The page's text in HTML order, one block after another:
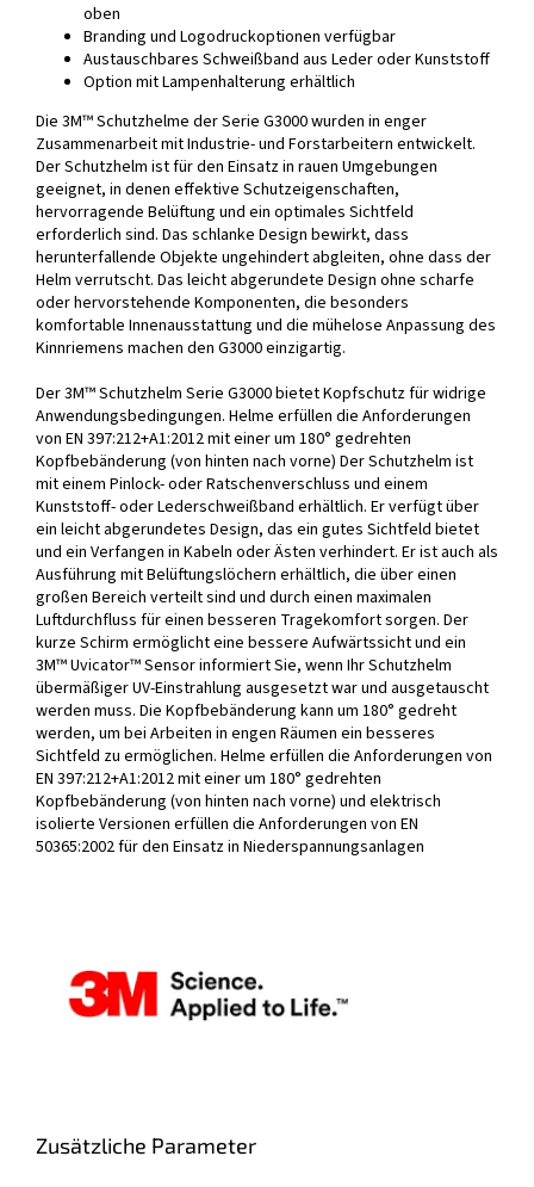
oben
Branding und Logodruckoptionen verfügbar
Austauschbares Schweißband aus Leder oder Kunststoff
Option mit Lampenhalterung erhältlich
Die 3M™ Schutzhelme der Serie G3000 wurden in enger
Zusammenarbeit mit Industrie- und Forstarbeitern entwickelt.
Der Schutzhelm ist für den Einsatz in rauen Umgebungen
geeignet, in denen effektive Schutzeigenschaften,
hervorragende Belüftung und ein optimales Sichtfeld
erforderlich sind. Das schlanke Design bewirkt, dass
herunterfallende Objekte ungehindert abgleiten, ohne dass der
Helm verrutscht. Das leicht abgerundete Design ohne scharfe
oder hervorstehende Komponenten, die besonders
komfortable Innenausstattung und die mühelose Anpassung des
Kinnriemens machen den G3000 einzigartig.
Der 3M™ Schutzhelm Serie G3000 bietet Kopfschutz für widrige
Anwendungsbedingungen. Helme erfüllen die Anforderungen
von EN 397:212+A1:2012 mit einer um 180° gedrehten
Kopfbebänderung (von hinten nach vorne) Der Schutzhelm ist
mit einem Pinlock- oder Ratschenverschluss und einem
Kunststoff- oder Lederschweißband erhältlich. Er verfügt über
ein leicht abgerundetes Design, das ein gutes Sichtfeld bietet
und ein Verfangen in Kabeln oder Ästen verhindert. Er ist auch als
Ausführung mit Belüftungslöchern erhältlich, die über einen
großen Bereich verteilt sind und durch einen maximalen
Luftdurchfluss für einen besseren Tragekomfort sorgen. Der
kurze Schirm ermöglicht eine bessere Aufwärtssicht und ein
3M™ Uvicator™ Sensor informiert Sie, wenn Ihr Schutzhelm
übermäßiger UV-Einstrahlung ausgesetzt war und ausgetauscht
werden muss. Die Kopfbebänderung kann um 180° gedreht
werden, um bei Arbeiten in engen Räumen ein besseres
Sichtfeld zu ermöglichen. Helme erfüllen die Anforderungen von
EN 397:212+A1:2012 mit einer um 180° gedrehten
Kopfbebänderung (von hinten nach vorne) und elektrisch
isolierte Versionen erfüllen die Anforderungen von EN
50365:2002 für den Einsatz in Niederspannungsanlagen
Zusätzliche Parameter